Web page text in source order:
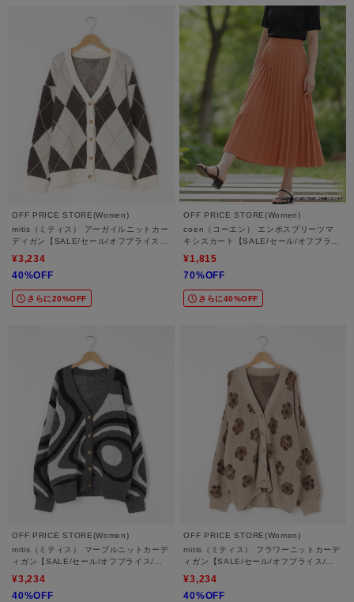
OFF PRICE STORE(Women)
mitis（ミティス） アーガイルニットカー
ディガン【SALE/セール/オフプライス/
カジュアル/デイリー/トレンド/ゆった
り】
¥3,234
40%OFF
さらに20%OFF
OFF PRICE STORE(Women)
coen（コーエン） エンボスプリーツマ
キシスカート【SALE/セール/オフプライ
ス/カジュアル/デイリー/トレンド】
¥1,815
70%OFF
さらに40%OFF
OFF PRICE STORE(Women)
mitis（ミティス） マーブルニットカーデ
ィガン【SALE/セール/オフプライス/カ
¥3,234
40%OFF
OFF PRICE STORE(Women)
mitis（ミティス） フラワーニットカーデ
ィガン【SALE/セール/オフプライス/カ
¥3,234
40%OFF